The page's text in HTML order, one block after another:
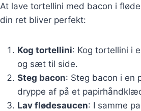
At lave tortellini med bacon i
din ret bliver perfekt:
Kog tortellini: Kog tortellini i
og sæt til side.
Steg bacon: Steg bacon i en
dryppe af på et
Lav flødesaucen: I samme